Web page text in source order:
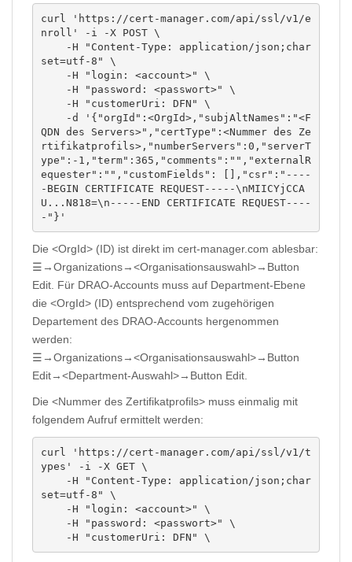
curl 'https://cert-manager.com/api/ssl/v1/e
nroll' -i -X POST \
set=utf-8" \
QDN des Servers>","certType":<Nummer des Ze
rtifikatprofils>,"numberServers":0,"serverT
ype":-1,"term":365,"comments":"","externalR
equester":"","customFields": [],"csr":"----
-BEGIN CERTIFICATE REQUEST-----\nMIICYjCCA
U...N818=\n-----END CERTIFICATE REQUEST----
-"}'
Die <OrgId> (ID) ist direkt im cert-manager.com ablesbar:
☰→Organizations→<Organisationsauswahl>→Button
Edit. Für DRAO-Accounts muss auf Department-Ebene
die <OrgId> (ID) entsprechend vom zugehörigen
Departement des DRAO-Accounts hergenommen
werden:
☰→Organizations→<Organisationsauswahl>→Button
Edit→<Department-Auswahl>→Button Edit.
Die <Nummer des Zertifikatprofils> muss einmalig mit
folgendem Aufruf ermittelt werden:
curl 'https://cert-manager.com/api/ssl/v1/t
ypes' -i -X GET \
set=utf-8" \
    -H "customerUri: DFN" \